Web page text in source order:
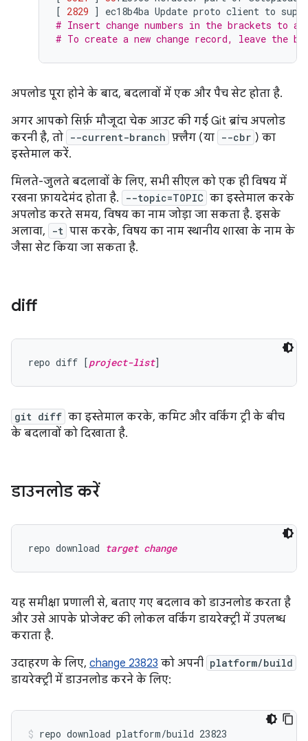
[ 2829 ] ec18b4ba Update proto client to
# Insert change numbers in the brackets to
# To create a new change record, leave the
अपलोड पूरा होने के बाद, बदलावों में एक और पैच सेट होता है.
अगर आपको सिर्फ़ मौजूदा चेक आउट की गई Git ब्रांच अपलोड
करनी है, तो --current-branch फ़्लैग (या --cbr ) का
इस्तेमाल करें.
मिलते-जुलते बदलावों के लिए, सभी सीएल को एक ही विषय में
रखना फ़ायदेमंद होता है.
--topic=TOPIC का इस्तेमाल करके
अपलोड करते समय, विषय का नाम जोड़ा जा सकता है. इसके
अलावा,
-t पास करके, विषय का नाम स्थानीय शाखा के नाम के
जैसा सेट किया जा सकता है.
diff
repo diff [project-list
git diff का इस्तेमाल करके, कमिट और वर्किंग ट्री के बीच
के बदलावों को दिखाता है.
डाउनलोड करें
repo download target change
यह समीक्षा प्रणाली से, बताए गए बदलाव को डाउनलोड करता है
और उसे आपके प्रोजेक्ट की लोकल वर्किंग डायरेक्ट्री में उपलब्ध
कराता है.
उदाहरण के लिए, change 23823 को अपनी platform/build
डायरेक्ट्री में डाउनलोड करने के लिए: